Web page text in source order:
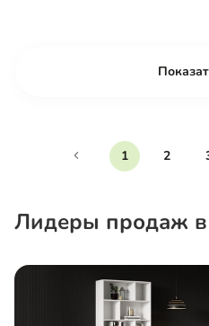
1 2
Лидеры продаж в